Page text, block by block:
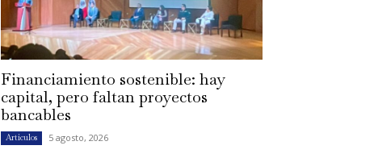
Financiamiento sostenible: hay
capital, pero faltan proyectos
bancables
Artículos 5 agosto, 2026